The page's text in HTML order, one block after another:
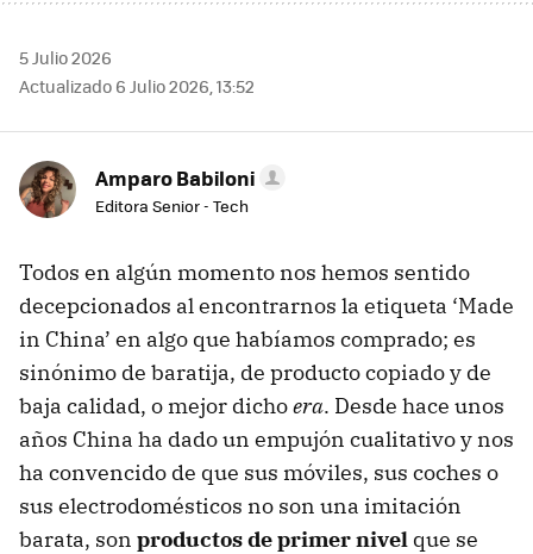
5 Julio 2026
Actualizado 6 Julio 2026, 13:52
Amparo Babiloni
Editora Senior - Tech
Todos en algún momento nos hemos sentido
decepcionados al encontrarnos la etiqueta ‘Made
in China’ en algo que habíamos comprado; es
sinónimo de baratija, de producto copiado y de
baja calidad, o mejor dichoera. Desde hace unos
años China ha dado un empujón cualitativo y nos
ha convencido de que sus móviles, sus coches o
sus electrodomésticos no son una imitación
barata, son productos de primer nivel que se